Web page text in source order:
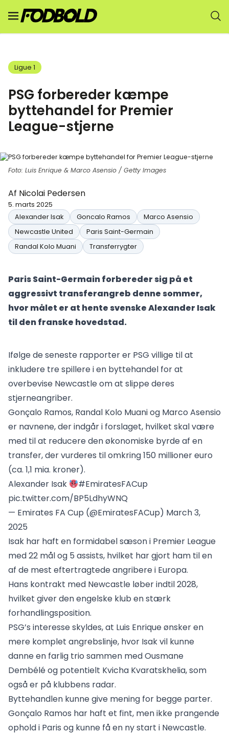
Ligue 1
PSG forbereder kæmpe
byttehandel for Premier
League-stjerne
Foto: Luis Enrique & Marco Asensio / Getty Images
Af Nicolai Pedersen
5. marts 2025
Alexander Isak
Goncalo Ramos
Marco Asensio
Newcastle United
Paris Saint-Germain
Randal Kolo Muani
Transferrygter
Paris Saint-Germain forbereder sig på et
aggressivt transferangreb denne sommer,
hvor målet er at hente svenske Alexander Isak
til den franske hovedstad.
Ifølge de seneste rapporter er PSG villige til at
inkludere tre spillere i en byttehandel for at
overbevise Newcastle om at slippe deres
stjerneangriber.
Gonçalo Ramos, Randal Kolo Muani og Marco Asensio
er navnene, der indgår i forslaget, hvilket skal være
med til at reducere den økonomiske byrde af en
transfer, der vurderes til omkring 150 millioner euro
(ca. 1,1 mia. kroner).
Alexander Isak
#EmiratesFACup
pic.twitter.com/BP5LdhyWNQ
— Emirates FA Cup (@EmiratesFACup) March 3,
2025
Isak har haft en formidabel sæson i Premier League
med 22 mål og 5 assists, hvilket har gjort ham til en
af de mest eftertragtede angribere i Europa.
Hans kontrakt med Newcastle løber indtil 2028,
hvilket giver den engelske klub en stærk
forhandlingsposition.
PSG’s interesse skyldes, at Luis Enrique ønsker en
mere komplet angrebslinje, hvor Isak vil kunne
danne en farlig trio sammen med Ousmane
Dembélé og potentielt Kvicha Kvaratskhelia, som
også er på klubbens radar.
Byttehandlen kunne give mening for begge parter.
Gonçalo Ramos har haft et fint, men ikke prangende
ophold i Paris og kunne få en ny start i Newcastle.